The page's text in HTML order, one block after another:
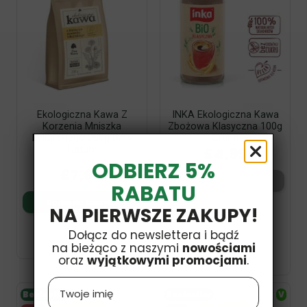
Ekologiczna Kawa Z
Korzenia Mniszka
Lekarskiego 200g Dary
£8,99
£7,64
Dodaj do koszyka
INKA Ekologiczna Kawa
Zbożowa Klasyczna 100g
Dodaj do koszyka
Bestseller V
ODBIERZ 5%
RABATU
NA PIERWSZE ZAKUPY!
Dołącz do newslettera i bądź
na bieżąco z naszymi nowościami
oraz wyjątkowymi promocjami.
Name